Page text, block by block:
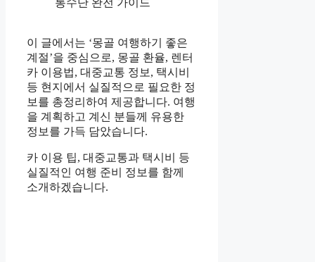
이 글에서는 ‘몽골 여행하기 좋은
계절’을 중심으로, 몽골 환율, 렌터
카 이용법, 대중교통 정보, 택시비
등 현지에서 실질적으로 필요한 정
보를 총정리하여 제공합니다. 여행
을 계획하고 계신 분들께 유용한
정보를 가득 담았습니다.
카 이용 팁, 대중교통과 택시비 등
실질적인 여행 준비 정보를 함께
소개하겠습니다.